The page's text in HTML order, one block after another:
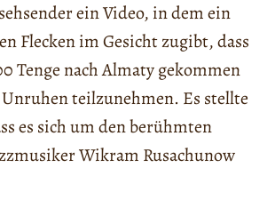
ein Video, in dem ein
Flecken im Gesicht zugibt, dass
Tenge nach Almaty gekommen
teilzunehmen. Es stellte
es sich um den berühmten
Wikram Rusachunow